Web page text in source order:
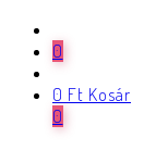
0
0 Ft Kosár
0